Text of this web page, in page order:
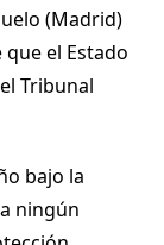
(Madrid)
el Estado
Tribunal
bajo la
ningún